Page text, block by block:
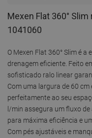
Mexen Flat 360°
1041060
O Mexen Flat 360° Slim é
drenagem eficiente. Feito
sofisticado ralo linear
Com uma largura de 60
perfeitamente ao seu
l/min assegura um fluxo
para máxima eficiência e
Com pés ajustáveis e